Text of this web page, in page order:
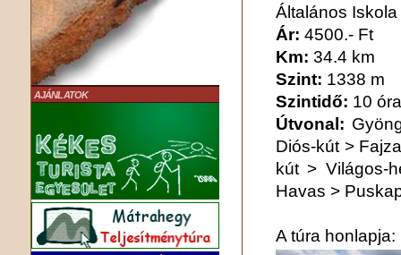
AJÁNLATOK
Általános Iskola
Ár: 4500.- Ft
Km: 34.4 km
Szint: 1338 m
Szintidő: 10 óra
Útvonal:
Diós-kút >
kút > Világos-
Havas >
A túra honlapja: